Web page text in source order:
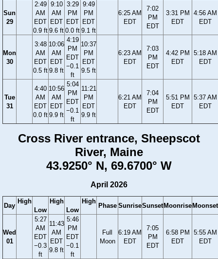
Sun
29
2:49
AM
EDT
0.9 ft
9:10
AM
EDT
9.6 ft
3:29
PM
EDT
0.0 ft
9:49
PM
EDT
9.1 ft
6:25 AM
EDT
7:02
PM
EDT
3:31 PM
EDT
4:56 AM
EDT
Mon
30
3:48
AM
EDT
0.5 ft
10:06
AM
EDT
9.8 ft
4:19
PM
EDT
−0.1
ft
10:37
PM
EDT
9.5 ft
6:23 AM
EDT
7:03
PM
EDT
4:42 PM
EDT
5:18 AM
EDT
Tue
31
4:40
AM
EDT
0.0 ft
10:56
AM
EDT
9.9 ft
5:04
PM
EDT
−0.1
ft
11:21
PM
EDT
9.9 ft
6:21 AM
EDT
7:04
PM
EDT
5:51 PM
EDT
5:37 AM
EDT
Cross River entrance, Sheepscot
River, Maine
43.9250° N, 69.6700° W
April 2026
Day
High
Low
High
Low
High
Phase SunriseSunsetMoonriseMoonset
Wed
01
5:27
AM
EDT
−0.3
ft
11:43
AM
EDT
9.8 ft
5:46
PM
EDT
−0.1
ft
Full
Moon
6:19 AM
EDT
7:05
PM
EDT
6:58 PM
EDT
5:55 AM
EDT